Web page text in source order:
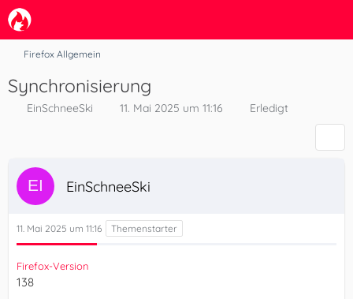
Firefox Allgemein
Synchronisierung
EinSchneeSki 11. Mai 2025 um 11:16 Erledigt
EinSchneeSki
11. Mai 2025 um 11:16
Firefox-Version
138